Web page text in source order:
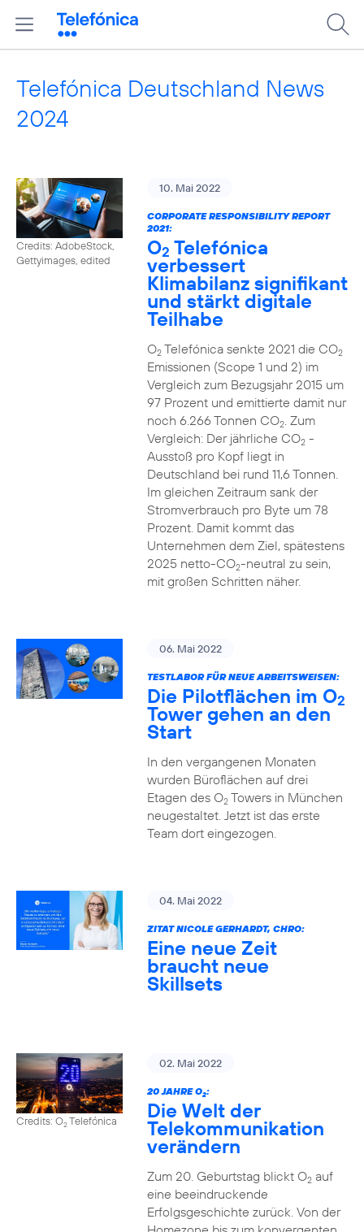
Telefónica Deutschland News
2024
Credits: AdobeStock,
Gettyimages, edited
10. Mai 2022
CORPORATE RESPONSIBILITY REPORT
2021:
O2 Telefónica
verbessert
Klimabilanz signifikant
und stärkt digitale
Teilhabe
O2Telefónica senkte 2021 die CO2
Emissionen (Scope 1 und 2) im
Vergleich zum Bezugsjahr 2015 um
97 Prozent und emittierte damit nur
noch 6.266 Tonnen CO2. Zum
Vergleich: Der jährliche CO2-
Ausstoß pro Kopf liegt in
Deutschland bei rund 11,6 Tonnen.
Im gleichen Zeitraum sank der
Stromverbrauch pro Byte um 78
Prozent. Damit kommt das
Unternehmen dem Ziel, spätestens
2025 netto-CO2-neutral zu sein,
mit großen Schritten näher.
06. Mai 2022
TESTLABOR FÜR NEUE ARBEITSWEISEN:
Die Pilotflächen im O2
Tower gehen an den
Start
In den vergangenen Monaten
wurden Büroflächen auf drei
Etagen des O2Towers in München
neugestaltet. Jetzt ist das erste
Team dort eingezogen.
04. Mai 2022
ZITAT NICOLE GERHARDT, CHRO:
Eine neue Zeit
braucht neue
Skillsets
Credits: O2Telefónica
02. Mai 2022
20 JAHRE O2:
Die Welt der
Telekommunikation
verändern
Zum 20. Geburtstag blickt O2auf
eine beeindruckende
Erfolgsgeschichte zurück. Von der